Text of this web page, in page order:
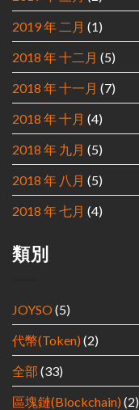
2019 年 二月 (1)
2018 年 十二月 (5)
2018 年 十一月 (7)
2018 年 十月 (4)
2018 年 九月 (5)
2018 年 八月 (5)
2018 年 七月 (4)
類別
JOYSO(5)
代幣(Token) (2)
全部 (33)
區塊鏈(Blockchain) (2)